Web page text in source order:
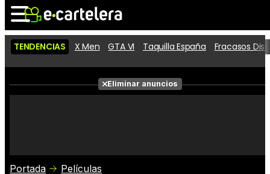
Noticias
Cartelera
Críticas
TENDENCIAS X Men GTA VI Taquilla España Fracasos
Eliminar anuncios
Portada Películas